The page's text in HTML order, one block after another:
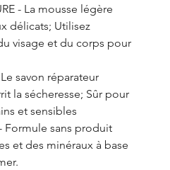
- La mousse légère
délicats; Utilisez
visage et du corps pour
savon réparateur
la sécheresse; Sûr pour
et sensibles
Formule sans produit
et des minéraux à base